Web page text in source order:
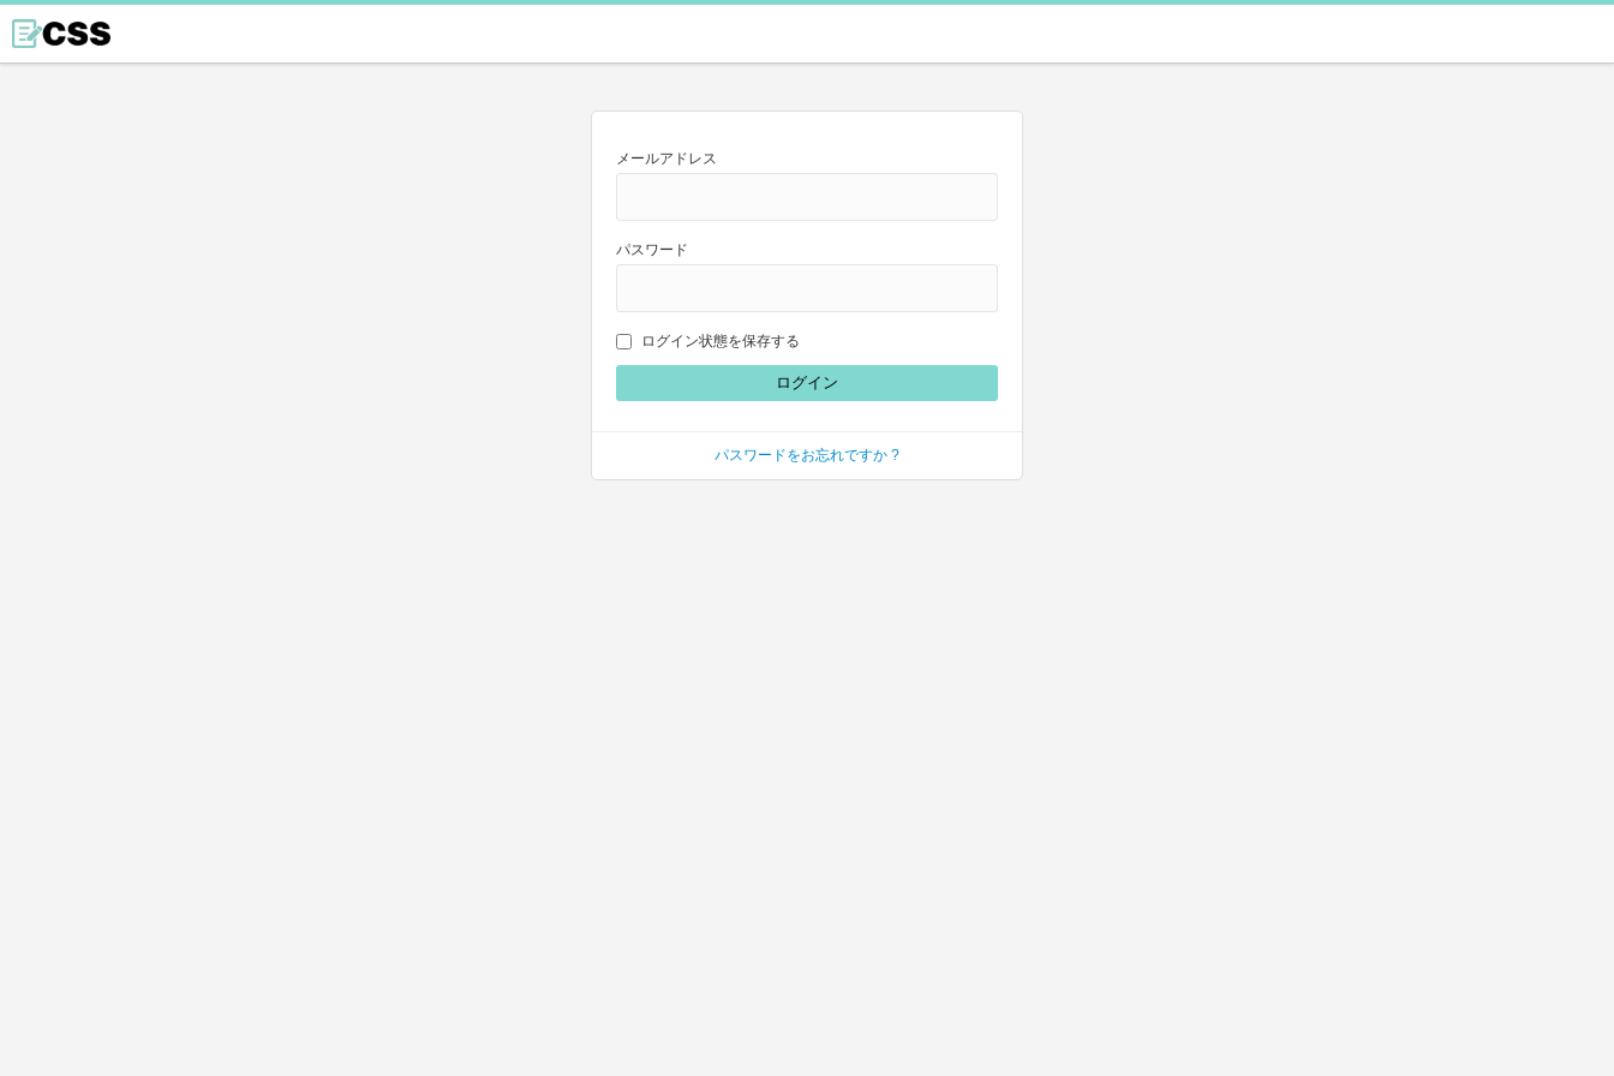
メールアドレス
パスワード
ログイン状態を保存する
パスワードをお忘れですか ?